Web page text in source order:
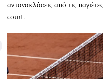
αντανακλάσεις από τις
court.